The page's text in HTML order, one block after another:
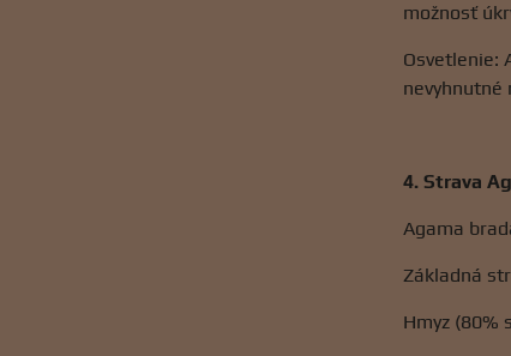
možnosť
Osvetlenie:
nevyhnutné
4. Strava
Agama
Základná
Hmyz (80%